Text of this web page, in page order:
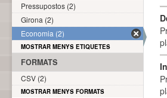
Pressupostos (2)
Girona (2)
Economia (2)
MOSTRAR MENYS ETIQUETES
FORMATS
CSV (2)
MOSTRAR MENYS FORMATS